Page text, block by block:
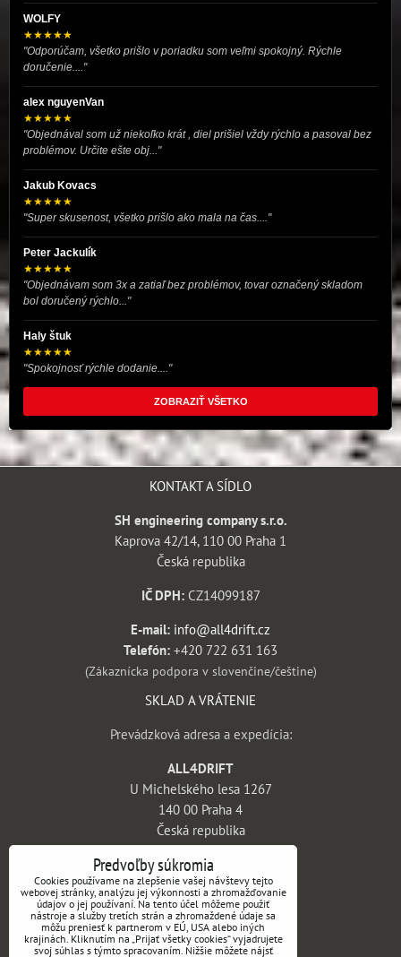
WOLFY
★★★★★
"Odporúčam, všetko prišlo v poriadku som veľmi spokojný. Rýchle
doručenie...."
alex nguyenVan
★★★★★
"Objednával som už niekoľko krát , diel prišiel vždy rýchlo a pasoval bez
problémov. Určite ešte obj..."
Jakub Kovacs
★★★★★
"Super skusenost, všetko prišlo ako mala na čas...."
Peter Jackulík
★★★★★
"Objednávam som 3x a zatiaľ bez problémov, tovar označený skladom
bol doručený rýchlo..."
Haly štuk
★★★★★
"Spokojnosť rýchle dodanie...."
ZOBRAZIŤ VŠETKO
KONTAKT A SÍDLO
SH engineering company s.r.o.
Kaprova 42/14, 110 00 Praha 1
Česká republika
IČ DPH:CZ14099187
E-mail: info@all4drift.cz
Telefón: +420 722 631 163
(Zákaznícka podpora v slovenčine/češtine)
SKLAD A VRÁTENIE
Prevádzková adresa a expedícia:
ALL4DRIFT
U Michelského lesa 1267
140 00 Praha 4
Česká republika
INFORMÁCIE
Obchodné podmienky
Vrátenie tovaru a reklamácie
Doprava a platba
Predvoľby súkromia
Cookies používame na zlepšenie vašej návštevy tejto
webovej stránky, analýzu jej výkonnosti a zhromažďovanie
údajov o jej používaní. Na tento účel môžeme použiť
nástroje a služby tretích strán a zhromaždené údaje sa
môžu preniesť k partnerom v EÚ, USA alebo iných
krajinách. Kliknutím na „Prijať všetky cookies“ vyjadrujete
svoj súhlas s týmto spracovaním. Nižšie môžete nájsť